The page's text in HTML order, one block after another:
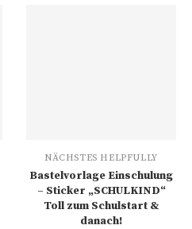
NÄCHSTES HELPFULLY
Bastelvorlage Einschulung
– Sticker „SCHULKIND“
Toll zum Schulstart &
danach!